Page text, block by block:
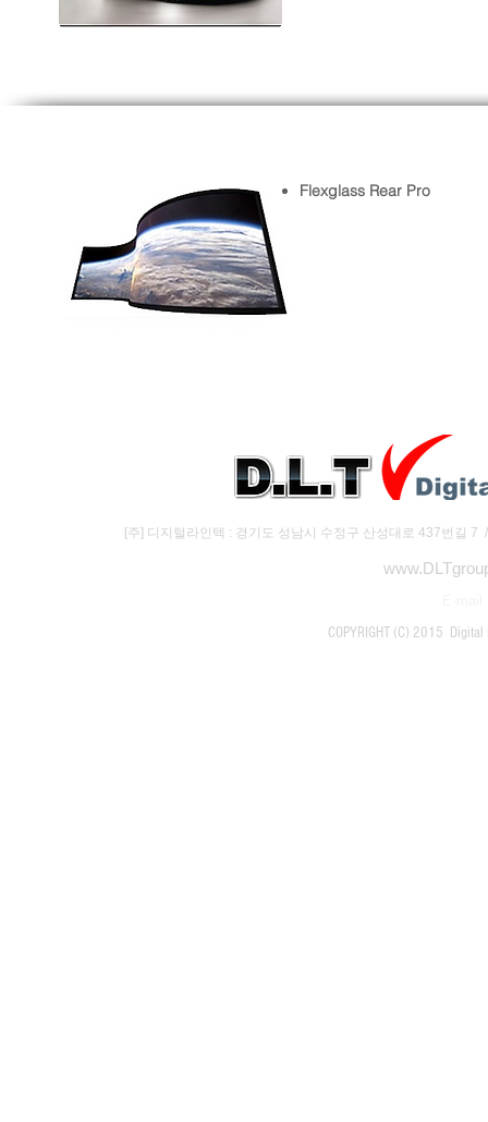
우리의 독특한 특허기술인 " 카메라기반의 자
Flexglass Rear Pro
[주] 디지털라인텍 : 경기도 성남시 수정구 산성대로 437번길 7 / (주)하
COPYRIGHT (C) 2015 Digital